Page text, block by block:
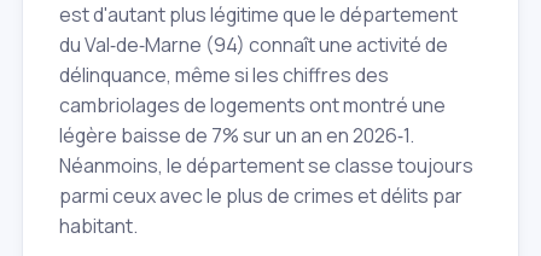
est d'autant plus légitime que le département
du Val‑de‑Marne (94) connaît une activité de
délinquance, même si les chiffres des
cambriolages de logements ont montré une
légère baisse de 7% sur un an en 2026‑1.
Néanmoins, le département se classe toujours
parmi ceux avec le plus de crimes et délits par
habitant.